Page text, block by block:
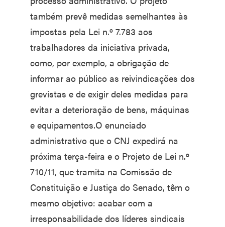
também prevê medidas semelhantes às
impostas pela Lei n.º 7.783 aos
trabalhadores da iniciativa privada,
como, por exemplo, a obrigação de
informar ao público as reivindicações dos
grevistas e de exigir deles medidas para
evitar a deterioração de bens, máquinas
e equipamentos.O enunciado
administrativo que o CNJ expedirá na
próxima terça-feira e o Projeto de Lei n.º
710/11, que tramita na Comissão de
Constituição e Justiça do Senado, têm o
mesmo objetivo: acabar com a
irresponsabilidade dos líderes sindicais